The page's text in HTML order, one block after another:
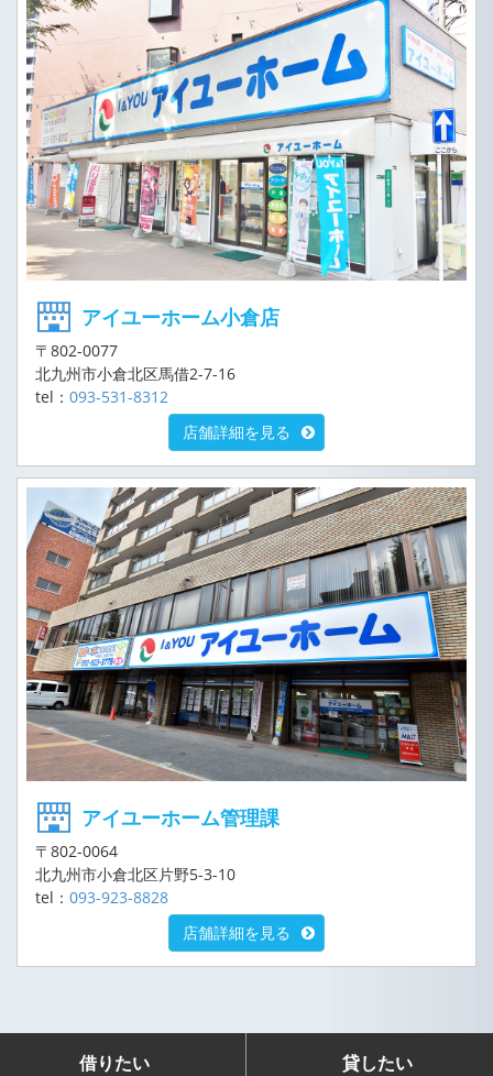
アイユーホーム小倉店
〒802-0077
北九州市小倉北区馬借2-7-16
tel： 093-531-8312
店舗詳細を見る
アイユーホーム管理課
〒802-0064
北九州市小倉北区片野5-3-10
tel： 093-923-8828
店舗詳細を見る
借りたい 貸したい